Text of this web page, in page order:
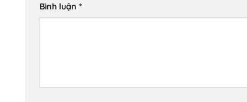
Bình luận *